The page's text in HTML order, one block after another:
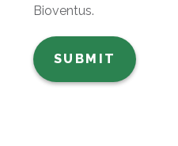
Bioventus.